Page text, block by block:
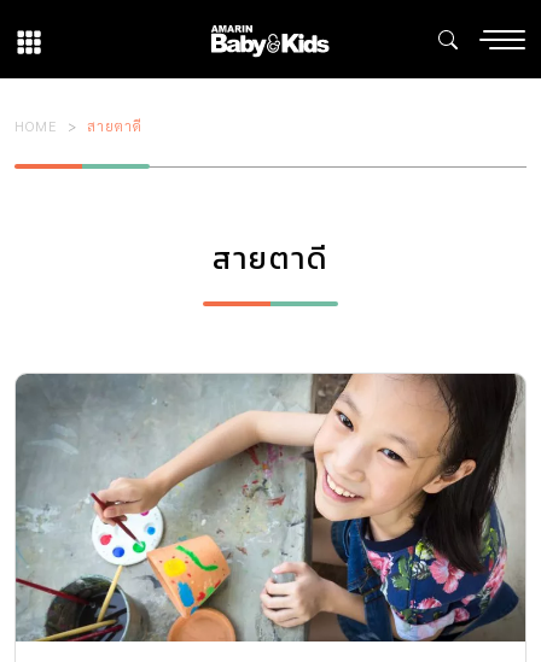
HOME สายตาดี
สายตาดี